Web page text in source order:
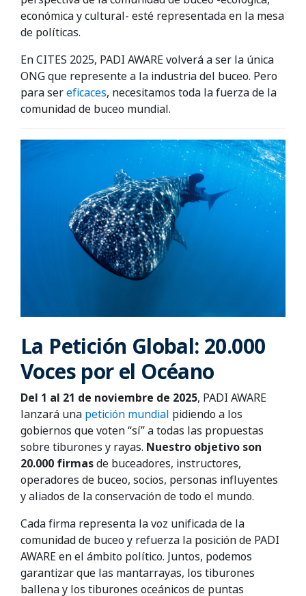
económica y cultural- esté representada en la mesa
de políticas.
En CITES 2025, PADI AWARE volverá a ser la única
ONG que represente a la industria del buceo. Pero
para sereficaces, necesitamos toda la fuerza de la
comunidad de buceo mundial.
La Petición Global: 20.000
Voces por el Océano
Del 1 al 21 de noviembre de 2025, PADI AWARE
lanzará una petición mundial pidiendo a los
gobiernos que voten “sí” a todas las propuestas
sobre tiburones y rayas. Nuestro objetivo son
20.000 firmasde buceadores, instructores,
operadores de buceo, socios, personas influyentes
y aliados de la conservación de todo el mundo.
Cada firma representa la voz unificada de la
comunidad de buceo y refuerza la posición de PADI
AWARE en el ámbito político. Juntos, podemos
garantizar que las mantarrayas, los tiburones
ballena y los tiburones oceánicos de puntas